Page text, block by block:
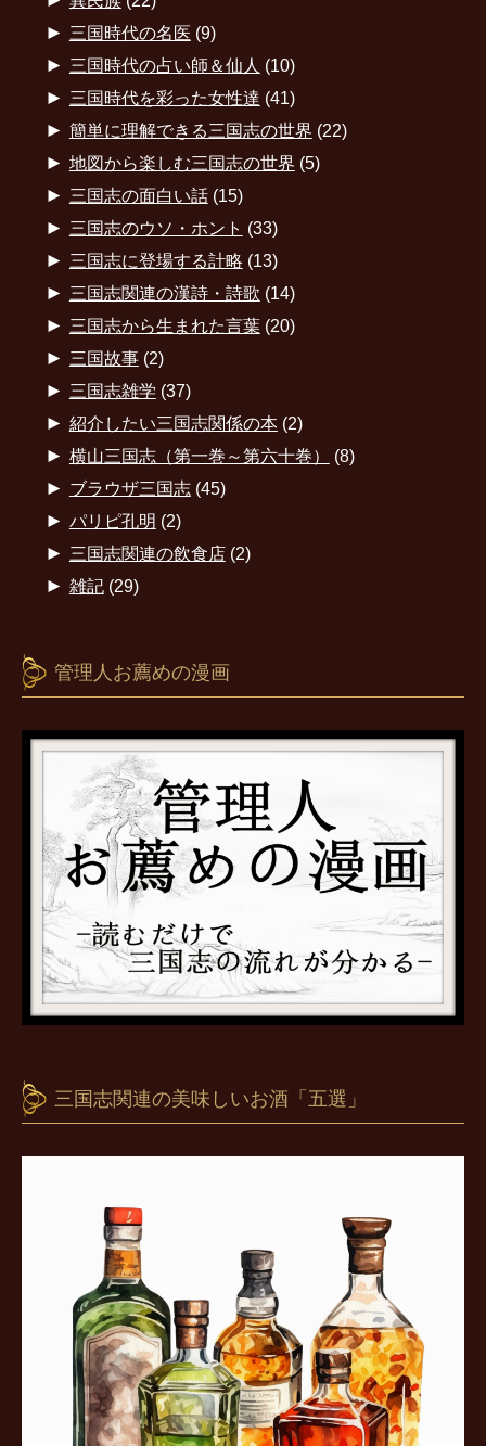
► 三国時代の名医 (9)
► 三国時代の占い師＆仙人 (10)
► 三国時代を彩った女性達 (41)
► 簡単に理解できる三国志の世界 (22)
► 地図から楽しむ三国志の世界 (5)
► 三国志の面白い話(15)
► 三国志のウソ・ホント (33)
► 三国志に登場する計略 (13)
► 三国志関連の漢詩・詩歌 (14)
► 三国志から生まれた言葉(20)
► 三国故事(2)
► 三国志雑学 (37)
► 紹介したい三国志関係の本(2)
► 横山三国志（第一巻～第六十巻） (8)
► ブラウザ三国志(45)
► パリピ孔明 (2)
► 三国志関連の飲食店(2)
► 雑記(29)
管理人お薦めの漫画
三国志関連の美味しいお酒「五選」